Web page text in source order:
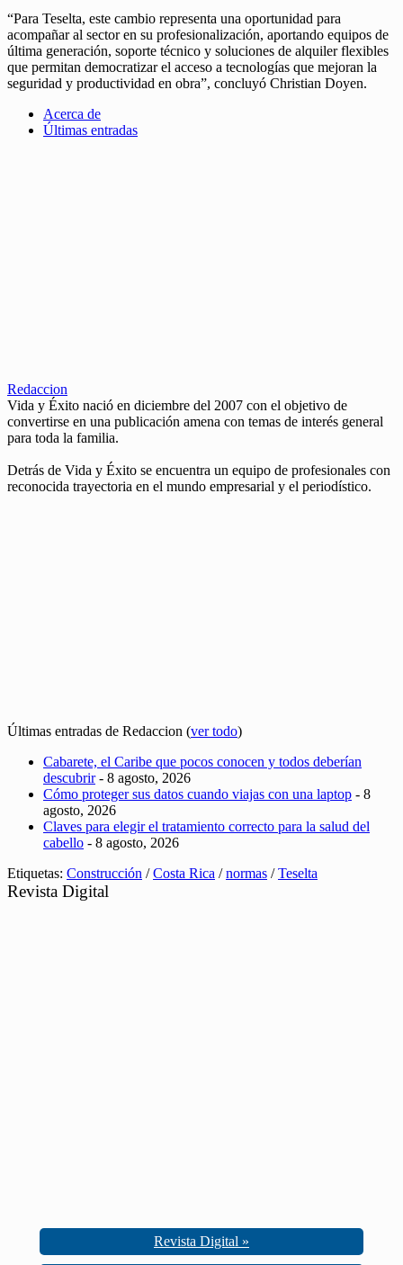
“Para Teselta, este cambio representa una oportunidad para
acompañar al sector en su profesionalización, aportando equipos de
última generación, soporte técnico y soluciones de alquiler flexibles
que permitan democratizar el acceso a tecnologías que mejoran la
seguridad y productividad en obra”, concluyó Christian Doyen.
Acerca de
Últimas entradas
Redaccion
Vida y Éxito nació en diciembre del 2007 con el objetivo de
convertirse en una publicación amena con temas de interés general
para toda la familia.
Detrás de Vida y Éxito se encuentra un equipo de profesionales con
reconocida trayectoria en el mundo empresarial y el periodístico.
Últimas entradas de Redaccion (ver todo)
Cabarete, el Caribe que pocos conocen y todos deberían
descubrir- 8 agosto, 2026
Cómo proteger sus datos cuando viajas con una laptop - 8
agosto, 2026
Claves para elegir el tratamiento correcto para la salud del
cabello - 8 agosto, 2026
Etiquetas: Construcción /Costa Rica /normas /Teselta
Revista Digital
Revista Digital »